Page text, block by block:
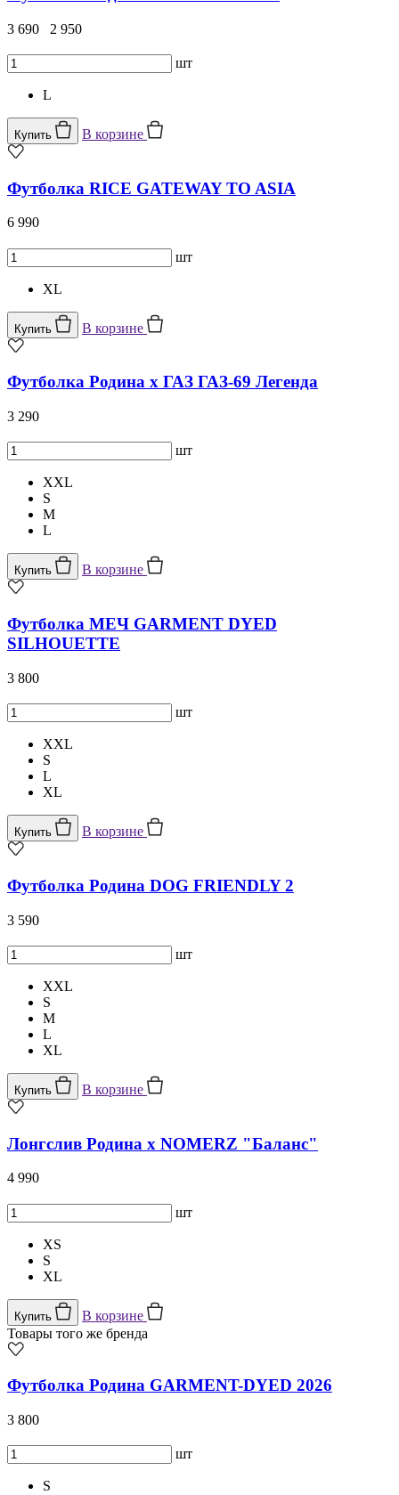
3 690 2 950
шт
L
Купить В корзине
Футболка RICE GATEWAY TO ASIA
6 990
шт
XL
Купить В корзине
Футболка Родина x ГАЗ ГАЗ-69 Легенда
3 290
шт
XXL
S
M
L
Купить В корзине
Футболка МЕЧ GARMENT DYED
SILHOUETTE
3 800
шт
XXL
S
L
XL
Купить В корзине
Футболка Родина DOG FRIENDLY 2
3 590
шт
XXL
S
M
L
XL
Купить В корзине
Лонгслив Родина х NOMERZ "Баланс"
4 990
шт
XS
S
XL
Купить
В корзине
Товары того же бренда
Футболка Родина GARMENT-DYED 2026
3 800
шт
S